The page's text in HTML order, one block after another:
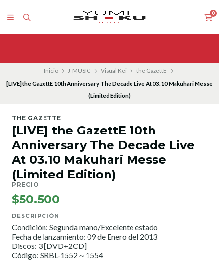
0
Inicio J-MUSIC Visual Kei
the GazettE
[LIVE] the GazettE 10th Anniversary The Decade Live At 03.10 Makuhari Messe
(Limited Edition)
THE GAZETTE
[LIVE] the GazettE 10th
Anniversary The Decade Live
At 03.10 Makuhari Messe
(Limited Edition)
PRECIO
$50.500
DESCRIPCIÓN
Condición: Segunda mano/Excelente estado
Fecha de lanzamiento: 09 de Enero del 2013
Discos: 3 [DVD+2CD]
Código: SRBL-1552～1554